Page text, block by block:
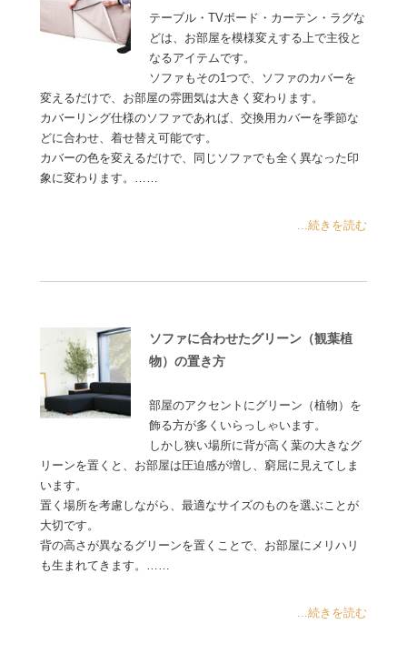
テーブル・TVボード・カーテン・ラグな
どは、お部屋を模様変えする上で主役と
なるアイテムです。
ソファもその1つで、ソファのカバーを
変えるだけで、お部屋の雰囲気は大きく変わります。
カバーリング仕様のソファであれば、交換用カバーを季節な
どに合わせ、着せ替え可能です。
カバーの色を変えるだけで、同じソファでも全く異なった印
象に変わります。……
...続きを読む
ソファに合わせたグリーン（観葉植
物）の置き方
部屋のアクセントにグリーン（植物）を
飾る方が多くいらっしゃいます。
しかし狭い場所に背が高く葉の大きなグ
リーンを置くと、お部屋は圧迫感が増し、窮屈に見えてしま
います。
置く場所を考慮しながら、最適なサイズのものを選ぶことが
大切です。
背の高さが異なるグリーンを置くことで、お部屋にメリハリ
も生まれてきます。……
...続きを読む